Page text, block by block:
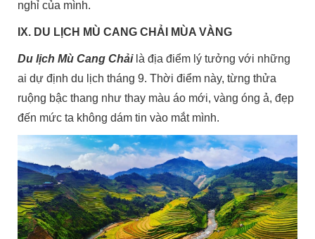
nghỉ của mình.
IX. DU LỊCH MÙ CANG CHẢI MÙA VÀNG
Du lịch Mù Cang Chải là địa điểm lý tưởng với những
ai dự định du lịch tháng 9. Thời điểm này, từng thửa
ruộng bậc thang như thay màu áo mới, vàng óng ả, đẹp
đến mức ta không dám tin vào mắt mình.